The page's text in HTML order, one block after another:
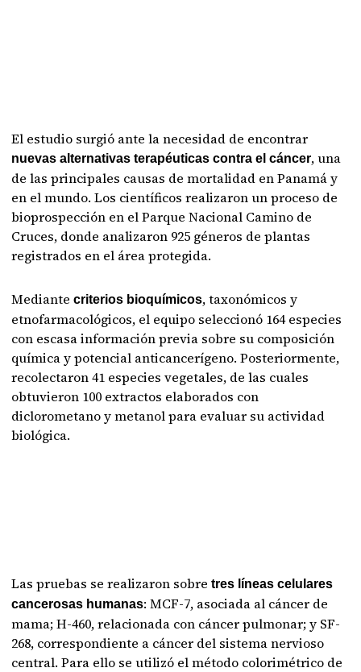
El estudio surgió ante la necesidad de encontrar
nuevas alternativas terapéuticas contra el cáncer, una
de las principales causas de mortalidad en Panamá y
en el mundo. Los científicos realizaron un proceso de
bioprospección en el Parque Nacional Camino de
Cruces, donde analizaron 925 géneros de plantas
registrados en el área protegida.
Mediantecriterios bioquímicos, taxonómicos y
etnofarmacológicos, el equipo seleccionó 164 especies
con escasa información previa sobre su composición
química y potencial anticancerígeno. Posteriormente,
recolectaron 41 especies vegetales, de las cuales
obtuvieron 100 extractos elaborados con
diclorometano y metanol para evaluar su actividad
biológica.
Las pruebas se realizaron sobretres líneas celulares
cancerosas humanas: MCF-7, asociada al cáncer de
mama; H-460, relacionada con cáncer pulmonar; y SF-
268, correspondiente a cáncer del sistema nervioso
central. Para ello se utilizó el método colorimétrico de